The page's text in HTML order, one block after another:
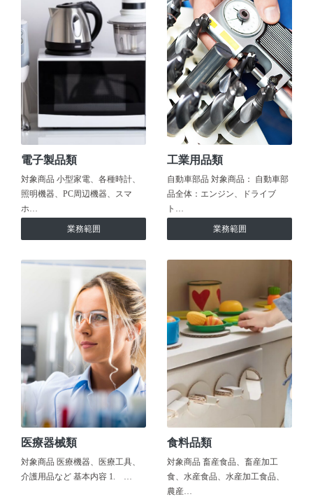
電子製品類
対象商品 小型家電、各種時計、
照明機器、PC周辺機器、スマ
ホ…
業務範囲
工業用品類
自動車部品 対象商品： 自動車部
品全体：エンジン、ドライブ
ト…
業務範囲
医療器械類
対象商品 医療機器、医療工具、
介護用品など 基本内容 1. …
食料品類
対象商品 畜産食品、畜産加工
食、水産食品、水産加工食品、
農産…